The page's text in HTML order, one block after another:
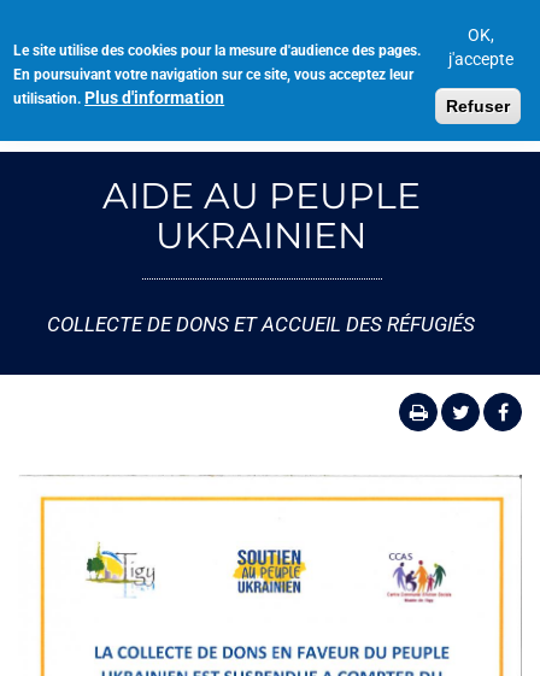
Le site utilise des cookies pour la mesure d'audience des pages.
En poursuivant votre navigation sur ce site, vous acceptez leur
utilisation. Plus d'information
OK,
j'accepte
Refuser
contenu
principal
AIDE AU PEUPLE
UKRAINIEN
COLLECTE DE DONS ET ACCUEIL DES RÉFUGIÉS